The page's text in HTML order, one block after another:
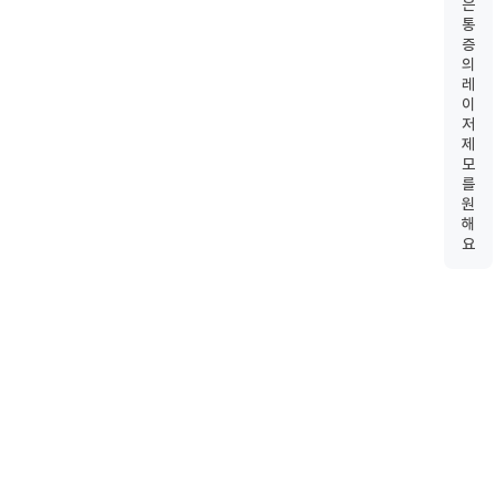
은
통
증
의
레
이
저
제
모
를
원
해
요